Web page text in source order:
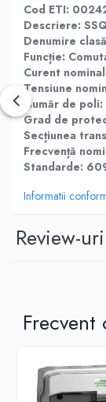
Cod ETI:
Descriere:
Denumire
Funcție:
Curent
Tensiune
Număr de
Grad de
Secțiunea
Frecvență
Standarde:
Informatii
Review-uri